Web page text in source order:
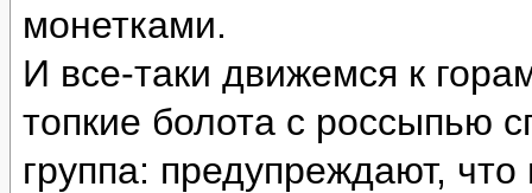
монетками.
И все-таки движемся к
топкие болота с россыпью
группа: предупреждают,